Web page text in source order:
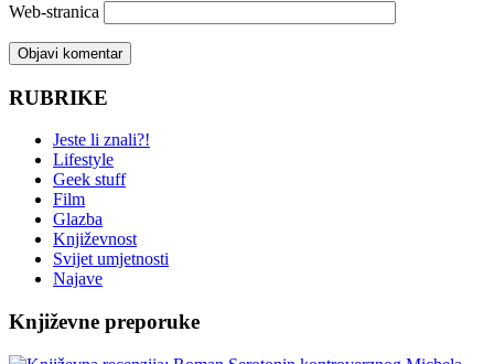
Web-stranica
RUBRIKE
Jeste li znali?!
Lifestyle
Geek stuff
Film
Glazba
Književnost
Svijet umjetnosti
Najave
Književne preporuke